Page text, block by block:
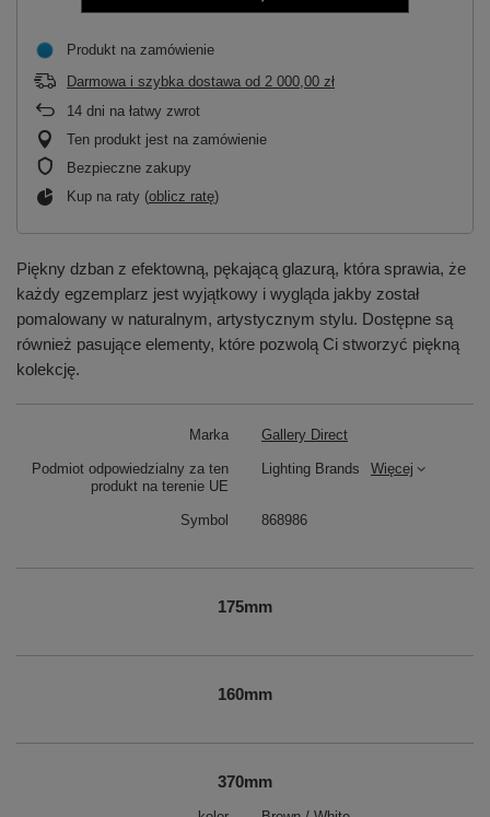
Produkt na zamówienie
Darmowa i szybka dostawa od 2 000,00 zł
14 dni na łatwy zwrot
Ten produkt jest na zamówienie
Bezpieczne zakupy
Kup na raty (oblicz ratę)
Piękny dzban z efektowną, pękającą glazurą, która sprawia, że
każdy egzemplarz jest wyjątkowy i wygląda jakby został
pomalowany w naturalnym, artystycznym stylu. Dostępne są
również pasujące elementy, które pozwolą Ci stworzyć piękną
kolekcję.
Marka Gallery Direct
Podmiot odpowiedzialny za ten
produkt na terenie UE
Lighting Brands Więcej
Symbol 868986
175mm
160mm
370mm